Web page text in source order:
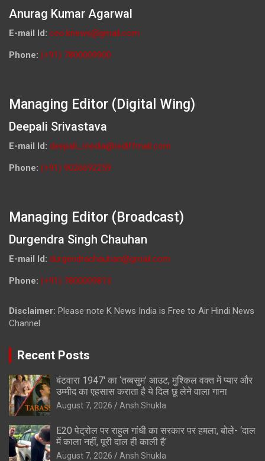
Anurag Kumar Agarwal
E-mail Id: ceo.knews@gmail.com
Phone: (+91) 7800009900
Managing Editor (Digital Wing)
Deepali Srivastava
E-mail Id: deepali_media@rediffmail.com
Phone: (+91) 9026692259
Managing Editor (Broadcast)
Durgendra Singh Chauhan
E-mail Id: durgendrachauhan@gmail.com
Phone: (+91) 7800009813
Disclaimer: Please note K News India is Free to Air Hindi News
Channel
Recent Posts
बंटवारा 1947′ का ‘तब्बसुम’ आउट, मुश्किल वक्त में प्यार और
उम्मीद का एहसास कराता है ये दिल छू लेने वाला गाना
August 7, 2026 Ansh Shukla
E20 पेट्रोल पर राहुल गांधी का सरकार पर हमला, बोले- ‘दाल
में काला नहीं, पूरी दाल ही काली है’
August 7, 2026 Ansh Shukla